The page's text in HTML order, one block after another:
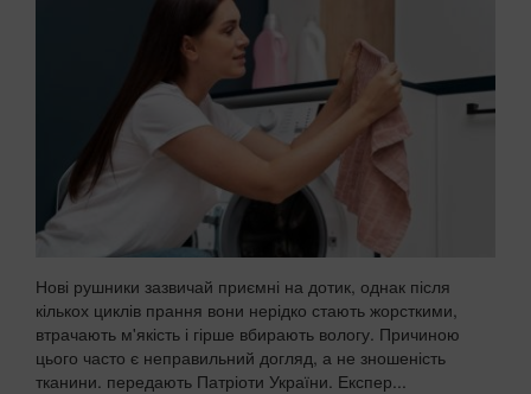
Нові рушники зазвичай приємні на дотик, однак після
кількох циклів прання вони нерідко стають жорсткими,
втрачають м'якість і гірше вбирають вологу. Причиною
цього часто є неправильний догляд, а не зношеність
тканини. передають Патріоти України. Експер...